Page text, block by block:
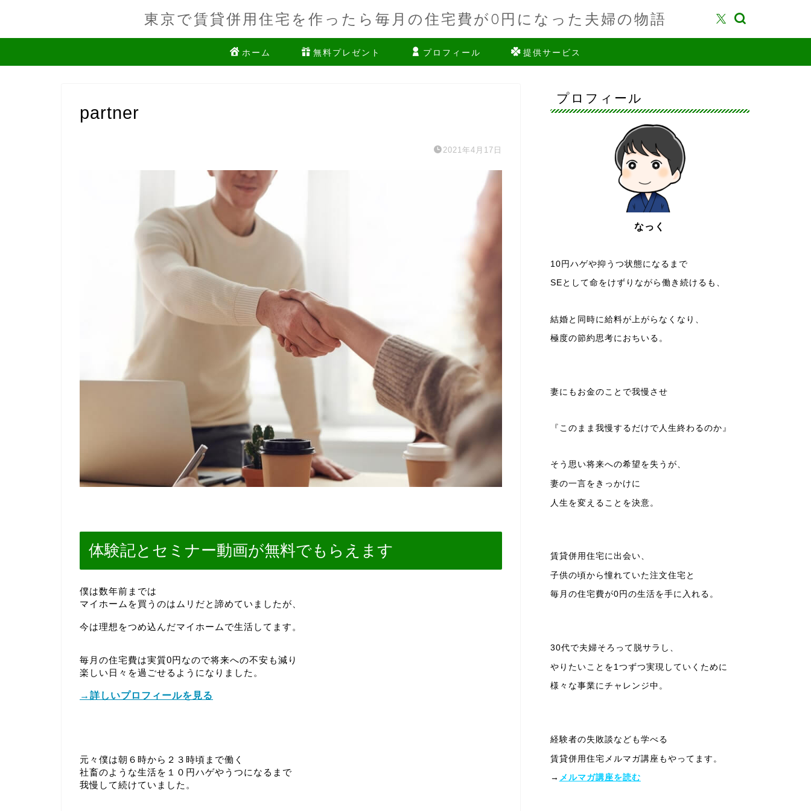
東京で賃貸併用住宅を作ったら毎月の住宅費が0円になった夫婦の物語
ホーム 無料プレゼント プロフィール 提供サービス
partner
2021年4月17日
体験記とセミナー動画が無料でもらえます
僕は数年前までは
マイホームを買うのはムリだと諦めていましたが、
今は理想をつめ込んだマイホームで生活してます。
毎月の住宅費は実質0円なので将来への不安も減り
楽しい日々を過ごせるようになりました。
→詳しいプロフィールを見る
元々僕は朝６時から２３時頃まで働く
社畜のような生活を１０円ハゲやうつになるまで
我慢して続けていました。
プロフィール
なっく
10円ハゲや抑うつ状態になるまで
SEとして命をけずりながら働き続けるも、
結婚と同時に給料が上がらなくなり、
極度の節約思考におちいる。
妻にもお金のことで我慢させ
『このまま我慢するだけで人生終わるのか』
そう思い将来への希望を失うが、
妻の一言をきっかけに
人生を変えることを決意。
賃貸併用住宅に出会い、
子供の頃から憧れていた注文住宅と
毎月の住宅費が0円の生活を手に入れる。
30代で夫婦そろって脱サラし、
やりたいことを1つずつ実現していくために
様々な事業にチャレンジ中。
経験者の失敗談なども学べる
賃貸併用住宅メルマガ講座もやってます。
→ メルマガ講座を読む